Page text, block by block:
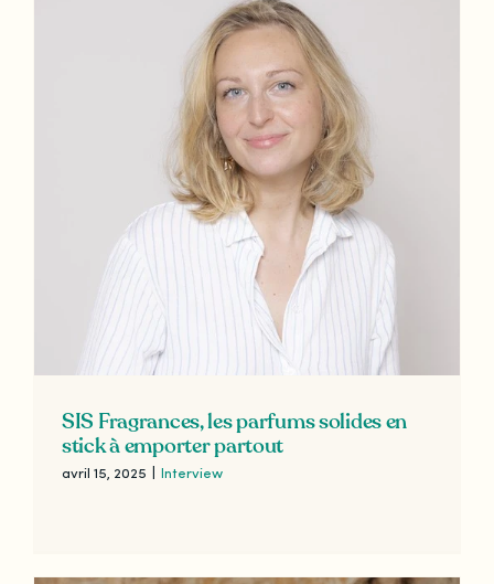
SIS Fragrances, les parfums solides en
stick à emporter partout
avril 15, 2025 Interview